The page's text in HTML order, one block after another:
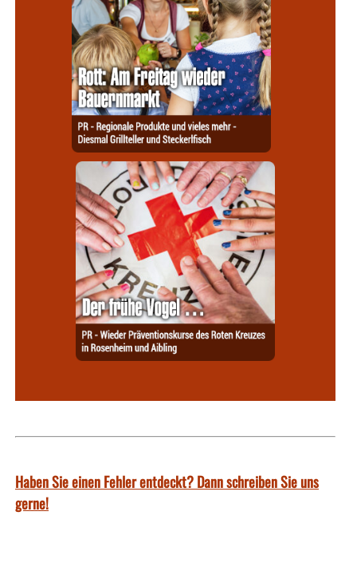
Haben Sie einen Fehler entdeckt? Dann schreiben Sie uns
gerne!